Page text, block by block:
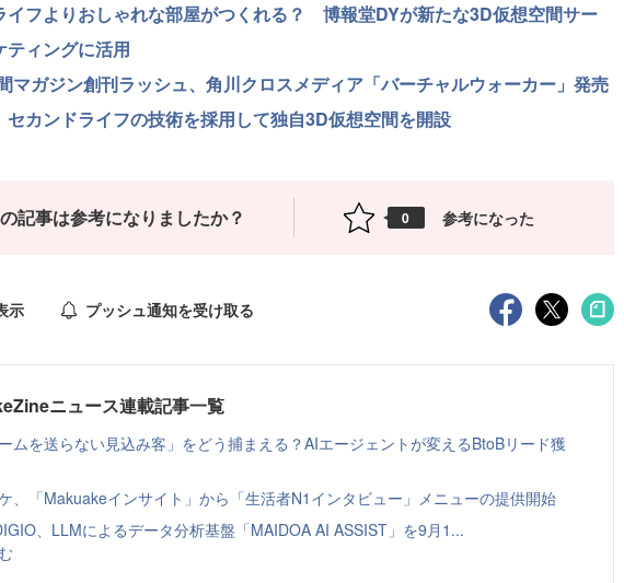
イフよりおしゃれな部屋がつくれる？ 博報堂DYが新たな3D仮想空間サー
ティングに活用
マガジン創刊ラッシュ、角川クロスメディア「バーチャルウォーカー」発売
セカンドライフの技術を採用して独自3D仮想空間を開設
記事は参考になりましたか？ 0 参考になった
示 プッシュ通知を受け取る
ニュース連載記事一覧
ームを送らない見込み客」をどう捕まえる？AIエージェントが変えるBtoBリード獲
、「Makuakeインサイト」から「生活者N1インタビュー」メニューの提供開始
、LLMによるデータ分析基盤「MAIDOA AI ASSIST」を9月1...